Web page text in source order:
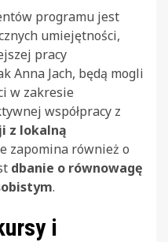
programu jest
umiejętności,
pracy
Anna Jach, będą mogli
w zakresie
współpracy z
z lokalną
zapomina również o
dbanie o równowagę
.
i